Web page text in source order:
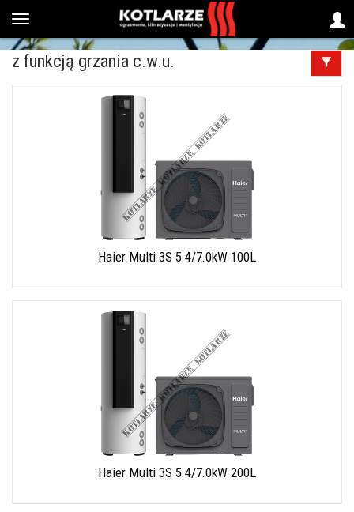
z funkcją grzania c.w.u.
Haier Multi 3S 5.4/7.0kW 100L
Haier Multi 3S 5.4/7.0kW 200L